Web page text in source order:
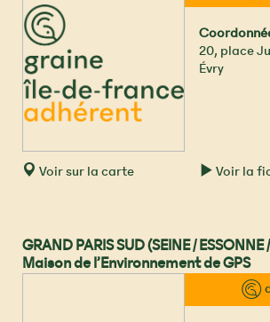
Voir sur la carte
20, place
Évry
Voir la
GRAND PARIS SUD (SEINE / ESSONNE
Maison de l’Environnement de GPS
™